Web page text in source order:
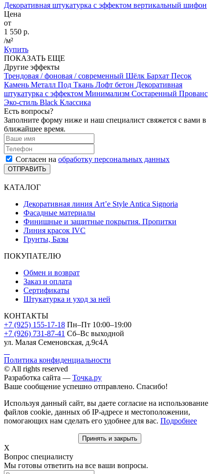
Декоративная штукатурка с эффектом вертикальный шифон
Цена
от
1 550 р.
/м²
Купить
ПОКАЗАТЬ ЕЩЕ
Другие эффекты
Трендовая / фоновая / современный Шёлк Бархат Песок
Камень Металл Под Ткань Лофт бетон Декоративная
штукатурка с эффектом Минимализм Состаренный Прованс
Эко-стиль Black Классика
Есть вопросы?
Заполните форму ниже и наш специалист свяжется с вами в
ближайшее время.
Согласен на обработку персональных данных
ОТПРАВИТЬ
КАТАЛОГ
Декоративная линия Art’e Style Antica Signoria
Фасадные материалы
Финишные и защитные покрытия. Пропитки
Линия красок IVC
Грунты, Базы
ПОКУПАТЕЛЮ
Обмен и возврат
Заказ и оплата
Сертификаты
Штукатурка и уход за ней
КОНТАКТЫ
+7 (925) 155-17-18 Пн–Пт 10:00–19:00
+7 (926) 731-87-41 Сб–Вс выходной
ул. Малая Семеновская, д.9с4А
Политика конфиденциальности
© All rights reserved
Разработка сайта — Точка.ру
Ваше сообщение успешно отправлено. Спасибо!
Используя данный сайт, вы даете согласие на использование
файлов cookie, данных об IP-адресе и местоположении,
помогающих нам сделать его удобнее для вас. Подробнее
Принять и закрыть
X
Вопрос специалисту
Мы готовы ответить на все ваши вопросы.